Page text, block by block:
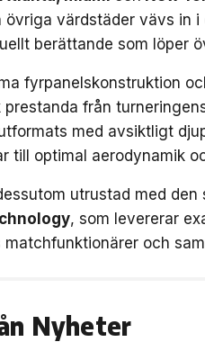
övriga värdstäder vävs in
berättande som löper
fyrpanelskonstruktion
från
med avsiktligt
till optimal aerodynamik
utrustad med
, som levererar
och
Nyheter